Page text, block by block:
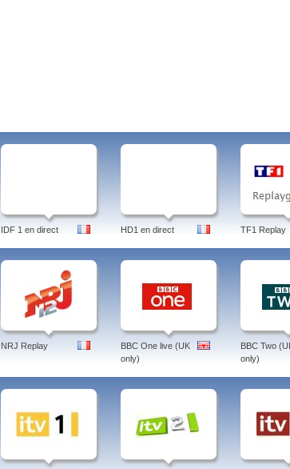
IDF 1 en direct HD1 en direct TF1 Replay
NRJ Replay
BBC One live (UK
only)
BBC Two
only)